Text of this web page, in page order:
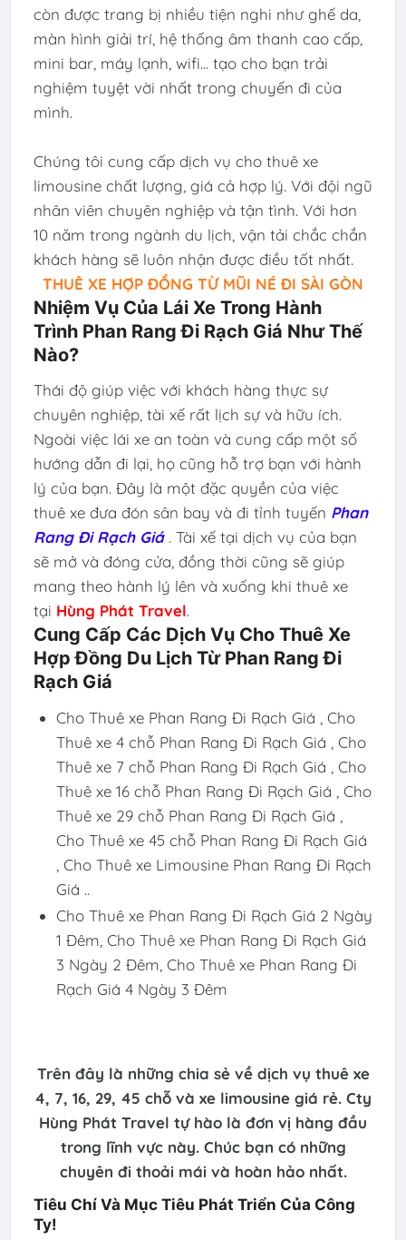
còn được trang bị nhiều tiện nghi như ghế da,
màn hình giải trí, hệ thống âm thanh cao cấp,
mini bar, máy lạnh, wifi... tạo cho bạn trải
nghiệm tuyệt vời nhất trong chuyến đi của
mình.
Chúng tôi cung cấp dịch vụ cho thuê xe
limousine chất lượng, giá cả hợp lý. Với đội ngũ
nhân viên chuyên nghiệp và tận tình. Với hơn
10 năm trong ngành du lịch, vận tải chắc chắn
khách hàng sẽ luôn nhận được điều tốt nhất.
THUÊ XE HỢP ĐỒNG TỪ MŨI NÉ ĐI SÀI GÒN
Nhiệm Vụ Của Lái Xe Trong Hành
Trình Phan Rang Đi Rạch Giá Như Thế
Nào?
Thái độ giúp việc với khách hàng thực sự
chuyên nghiệp, tài xế rất lịch sự và hữu ích.
Ngoài việc lái xe an toàn và cung cấp một số
hướng dẫn đi lại, họ cũng hỗ trợ bạn với hành
lý của bạn. Đây là một đặc quyền của việc
thuê xe đưa đón sân bay và đi tỉnh tuyến Phan
Rang Đi Rạch Giá . Tài xế tại dịch vụ của bạn
sẽ mở và đóng cửa, đồng thời cũng sẽ giúp
mang theo hành lý lên và xuống khi thuê xe
tại Hùng Phát Travel.
Cung Cấp Các Dịch Vụ Cho Thuê Xe
Hợp Đồng Du Lịch Từ Phan Rang Đi
Rạch Giá
Cho Thuê xe Phan Rang Đi Rạch Giá , Cho
Thuê xe 4 chỗ Phan Rang Đi Rạch Giá , Cho
Thuê xe 7 chỗ Phan Rang Đi Rạch Giá , Cho
Thuê xe 16 chỗ Phan Rang Đi Rạch Giá , Cho
Thuê xe 29 chỗ Phan Rang Đi Rạch Giá ,
Cho Thuê xe 45 chỗ Phan Rang Đi Rạch Giá
, Cho Thuê xe Limousine Phan Rang Đi Rạch
Giá ..
Cho Thuê xe Phan Rang Đi Rạch Giá 2 Ngày
1 Đêm, Cho Thuê xe Phan Rang Đi Rạch Giá
3 Ngày 2 Đêm, Cho Thuê xe Phan Rang Đi
Rạch Giá 4 Ngày 3 Đêm
Trên đây là những chia sẻ về dịch vụ thuê xe
4, 7, 16, 29, 45 chỗ và xe limousine giá rẻ. Cty
Hùng Phát Travel tự hào là đơn vị hàng đầu
trong lĩnh vực này. Chúc bạn có những
chuyên đi thoải mái và hoàn hảo nhất.
Tiêu Chí Và Mục Tiêu Phát Triển Của Công
Ty!